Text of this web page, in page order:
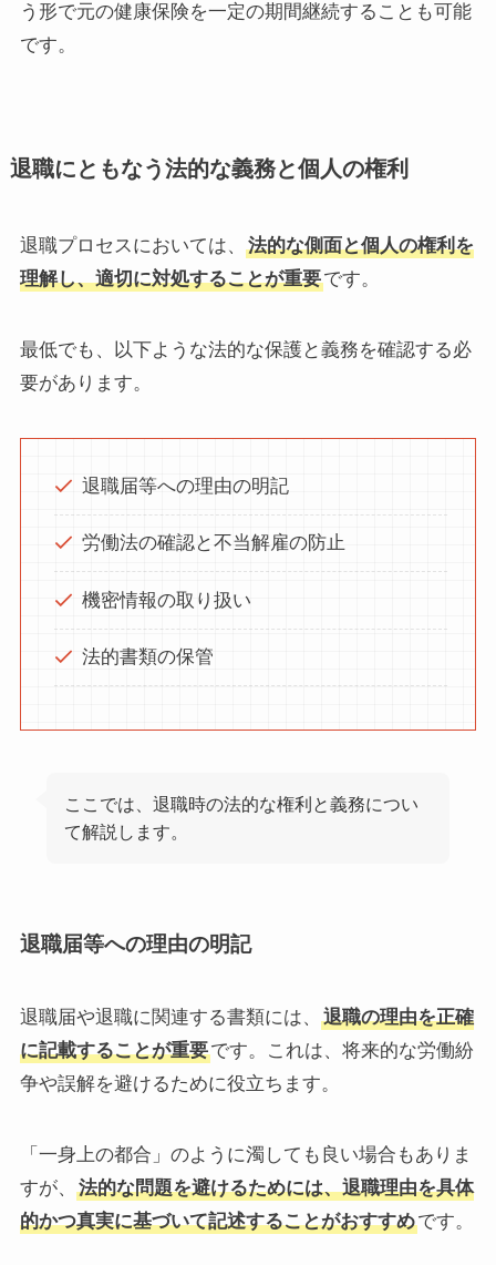
う形で元の健康保険を一定の期間継続することも可能
です。
退職にともなう法的な義務と個人の権利
退職プロセスにおいては、
法的な側面と個人の権利を
理解し、適切に対処することが重要です。
最低でも、以下ような法的な保護と義務を確認する必
要があります。
退職届等への理由の明記
労働法の確認と不当解雇の防止
機密情報の取り扱い
法的書類の保管
ここでは、退職時の法的な権利と義務につい
て解説します。
退職届等への理由の明記
退職届や退職に関連する書類には、
退職の理由を正確
に記載することが重要です。これは、将来的な労働紛
争や誤解を避けるために役立ちます。
「一身上の都合」のように濁しても良い場合もありま
すが、
法的な問題を避けるためには、退職理由を具体
的かつ真実に基づいて記述することがおすすめです。